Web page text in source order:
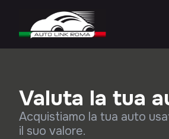
Valuta la tua
Acquistiamo la tua auto
il suo valore.